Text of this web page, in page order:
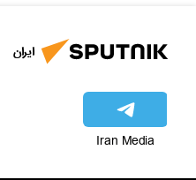
ایران
Iran Media